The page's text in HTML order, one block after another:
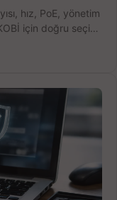
hız, PoE, yönetim
için doğru seçimi